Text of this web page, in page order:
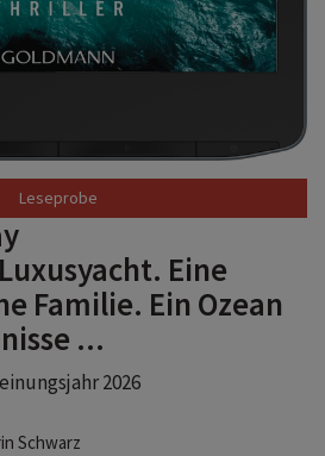
Eine
Familie. Ein Ozean
...
2026
Schwarz